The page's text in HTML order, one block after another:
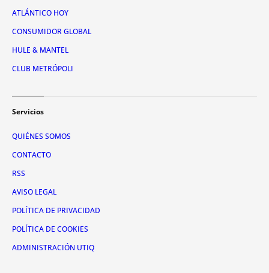
ATLÁNTICO HOY
CONSUMIDOR GLOBAL
HULE & MANTEL
CLUB METRÓPOLI
Servicios
QUIÉNES SOMOS
CONTACTO
RSS
AVISO LEGAL
POLÍTICA DE PRIVACIDAD
POLÍTICA DE COOKIES
ADMINISTRACIÓN UTIQ